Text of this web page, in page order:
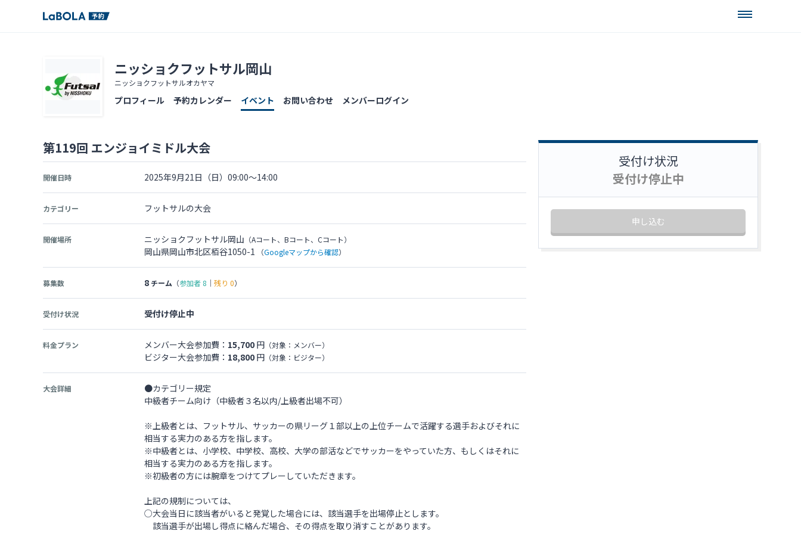
ニッショクフットサル岡山
ニッショクフットサルオカヤマ
プロフィール 予約カレンダー イベント お問い合わせ メンバーログイン
第119回 エンジョイミドル大会
開催日時 2025年9月21日（日）09:00～14:00
カテゴリー フットサルの大会
開催場所 ニッショクフットサル岡山 （Aコート、Bコート、Cコート）
岡山県岡山市北区栢谷1050-1 （Googleマップから確認）
募集数 8 チーム （参加者 8 ｜ 残り 0）
受付け状況 受付け停止中
料金プラン メンバー大会参加費： 15,700 円 （対象：メンバー）
ビジター大会参加費： 18,800 円 （対象：ビジター）
大会詳細
●カテゴリー規定
中級者チーム向け（中級者３名以内/上級者出場不可）
※上級者とは、フットサル、サッカーの県リーグ１部以上の上位チームで活躍する選手およびそれに
相当する実力のある方を指します。
※中級者とは、小学校、中学校、高校、大学の部活などでサッカーをやっていた方、もしくはそれに
相当する実力のある方を指します。
※初級者の方には腕章をつけてプレーしていただきます。
上記の規制については、
○大会当日に該当者がいると発覚した場合には、該当選手を出場停止とします。
該当選手が出場し得点に絡んだ場合、その得点を取り消すことがあります。
受付け状況
受付け停止中
申し込む